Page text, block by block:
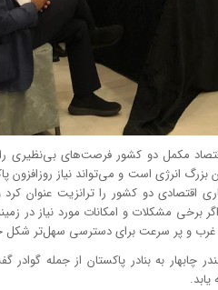
مکمل دو کشور فرصت‌های بی‌نظیری
بزرگ انرژی است و می‌تواند نیاز روزافزون
اقتصادی دو کشور را ترانزیت عنوان
برخی مشکلات و امکانات مورد نیاز در
غرب و پر سرعت برای دسترسی سهل‌تر شکل
چابهار به بنادر پاکستان از جمله